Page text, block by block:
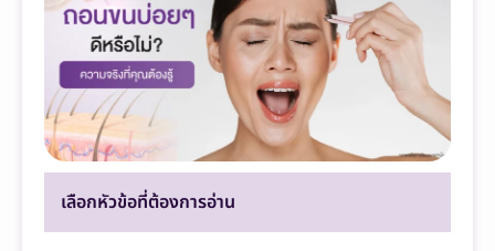
เลือกหัวข้อที่ต้องการอ่าน